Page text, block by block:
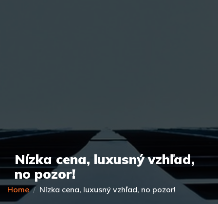
Nízka cena, luxusný vzhľad,
no pozor!
Home Nízka cena, luxusný vzhľad, no pozor!